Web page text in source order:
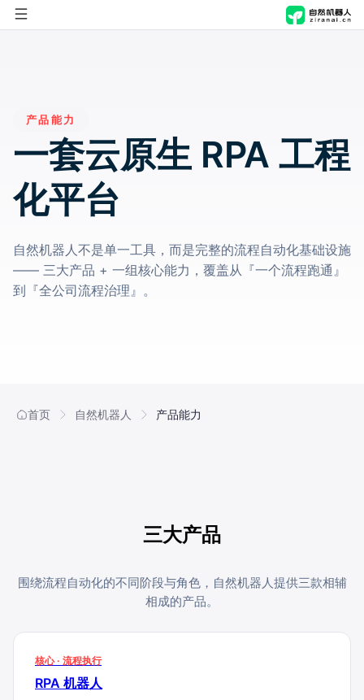
产品能力
应用场景
技术与安全
自然机器人
概览
产品能力
应用场景
解决方案
行业
制造
职能
应用商店
产品能力
一套云原生 RPA 工程
化平台
自然机器人不是单一工具，而是完整的流程自动化基础设施
—— 三大产品 + 一组核心能力，覆盖从『一个流程跑通』
到『全公司流程治理』。
首页 自然机器人 产品能力
三大产品
围绕流程自动化的不同阶段与角色，自然机器人提供三款相辅
相成的产品。
核心 · 流程执行
RPA 机器人